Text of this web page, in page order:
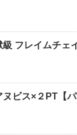
級 フレイムチ
ビス×２PT【パ